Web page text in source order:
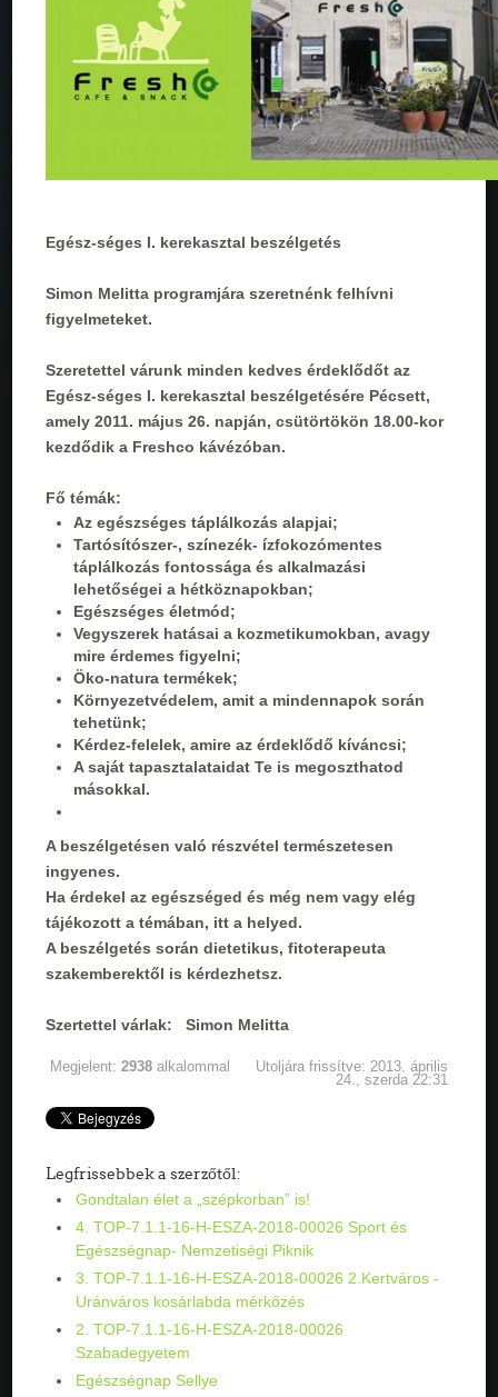
Egész-séges I. kerekasztal beszélgetés
Simon Melitta programjára szeretnénk felhívni
figyelmeteket.
Szeretettel várunk minden kedves érdeklődőt az
Egész-séges I. kerekasztal beszélgetésére Pécsett,
amely 2011. május 26. napján, csütörtökön 18.00-kor
kezdődik a Freshco kávézóban.
Fő témák:
Az egészséges táplálkozás alapjai;
Tartósítószer-, színezék- ízfokozómentes
táplálkozás fontossága és alkalmazási
lehetőségei a hétköznapokban;
Egészséges életmód;
Vegyszerek hatásai a kozmetikumokban, avagy
mire érdemes figyelni;
Öko-natura termékek;
Környezetvédelem, amit a mindennapok során
tehetünk;
Kérdez-felelek, amire az érdeklődő kíváncsi;
A saját tapasztalataidat Te is megoszthatod
másokkal.
A beszélgetésen való részvétel természetesen
ingyenes.
Ha érdekel az egészséged és még nem vagy elég
tájékozott a témában, itt a helyed.
A beszélgetés során dietetikus, fitoterapeuta
szakemberektől is kérdezhetsz.
Szertettel várlak: Simon Melitta
Megjelent:2938 alkalommal
Utoljára frissítve: 2013. április
24., szerda 22:31
Legfrissebbek a szerzőtől:
Gondtalan élet a „szépkorban” is!
4. TOP-7.1.1-16-H-ESZA-2018-00026 Sport és
Egészségnap- Nemzetiségi Piknik
3. TOP-7.1.1-16-H-ESZA-2018-00026 2.Kertváros -
Uránváros kosárlabda mérkőzés
2. TOP-7.1.1-16-H-ESZA-2018-00026
Szabadegyetem
Egészségnap Sellye